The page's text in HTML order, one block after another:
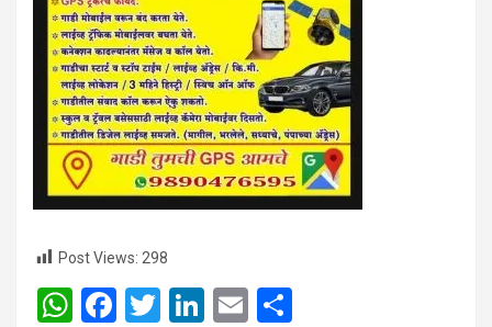
Post Views: 298
W F
T
Li
E